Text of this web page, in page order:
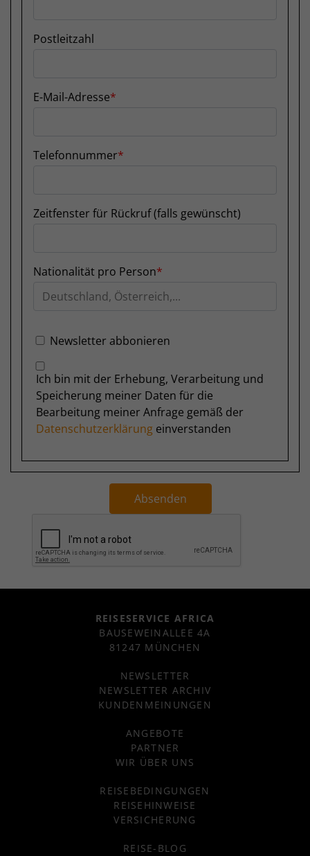
Postleitzahl
E-Mail-Adresse
Telefonnummer
Zeitfenster für Rückruf (falls gewünscht)
Nationalität pro Person
Newsletter abbonieren
Ich bin mit der Erhebung, Verarbeitung und
Speicherung meiner Daten für die
Bearbeitung meiner Anfrage gemäß der
Datenschutzerklärung einverstanden
Absenden
REISESERVICE AFRICA
BAUSEWEINALLEE 4A
81247 MÜNCHEN
NEWSLETTER
NEWSLETTER ARCHIV
KUNDENMEINUNGEN
ANGEBOTE
PARTNER
WIR ÜBER UNS
REISEBEDINGUNGEN
REISEHINWEISE
VERSICHERUNG
REISE-BLOG